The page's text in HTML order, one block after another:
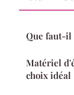
Que faut-il
Matériel
choix idéal